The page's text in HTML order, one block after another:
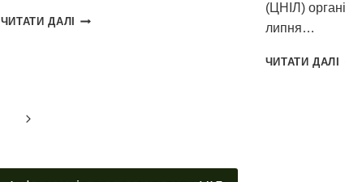
ЧИТАТИ ДАЛІ
МІЖНАРОДНИЙ
(ЦНІЛ)
липня…
ЧИТАТИ ДАЛІ
Наступна